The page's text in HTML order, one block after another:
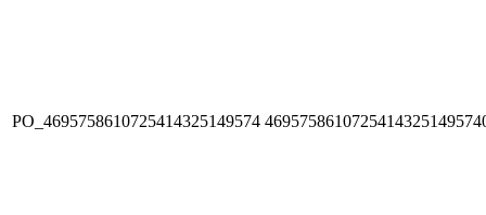
PO_4695758610725414325149574